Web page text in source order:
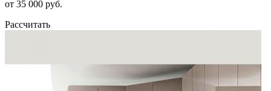
от 35 000 руб.
Рассчитать